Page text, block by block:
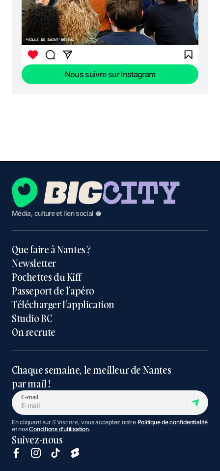
Nous suivre sur Instagram
Média, culture et lien social 🥥
Que faire à Nantes ?
Newsletter
Pochettes du Kiff
Passeport de l’apéro
Télécharger l’application
Studio BC
On recrute
Chaque semaine, le meilleur de Nantes
par mail !
E-mail
En cliquant surS'inscrire, vous acceptez notre Politique de confidentialité
et nosConditions d’utilisation.
Suivez-nous